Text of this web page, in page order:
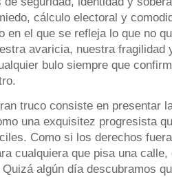
cálculo electoral y
en el que se refleja lo que no
avaricia, nuestra fragilidad
bulo siempre que
truco consiste en presentar
una exquisitez progresista
Como si los derechos
cualquiera que pisa una
algún día descubramos